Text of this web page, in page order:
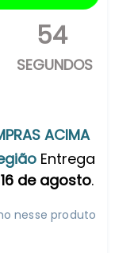
54
SEGUNDOS
ACIMA
Entrega
16 de agosto.
nesse produto